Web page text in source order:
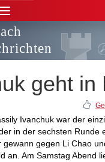
geht in
Ivanchuk war der
in der sechsten Runde
gewann gegen Li Chao
an. Am Samstag Abend